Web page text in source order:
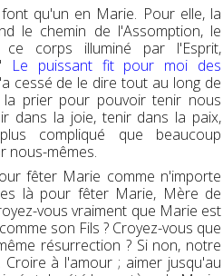
qu'un en Marie. Pour elle, la
le chemin de l'Assomption, le
corps illuminé par l'Esprit,
Le puissant fit pour moi des
cessé de le dire tout au long de
prier pour pouvoir tenir nous
dans la joie, tenir dans la paix,
compliqué que beaucoup
nous-mêmes.
fêter Marie comme n'importe
là pour fêter Marie, Mère de
vous vraiment que Marie est
son Fils ? Croyez-vous que
résurrection ? Si non, notre
à l'amour ; aimer jusqu'au